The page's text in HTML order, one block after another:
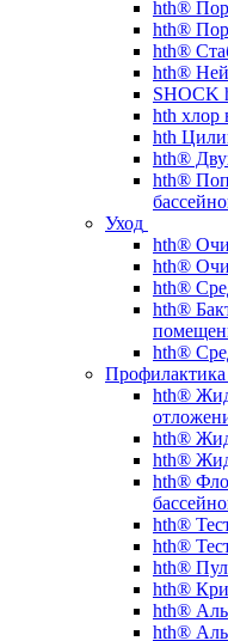
hth®
hth®
hth®
hth®
SHOCK
hth хлор
hth
hth®
hth®
Уход
hth®
hth®
hth®
hth®
hth®
Профилактика
hth®
hth®
hth®
hth®
hth®
hth®
hth®
hth®
hth®
hth®